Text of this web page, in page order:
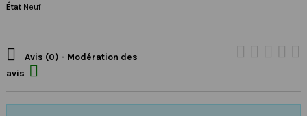
État Neuf

Avis (0) - Modération des
avis
